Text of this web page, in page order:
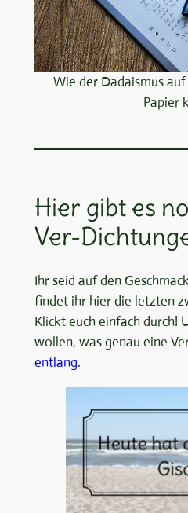
Wie der Dadaismus
Papier
Hier gibt es
Ver-
Ihr seid auf den
findet ihr hier die letzten
Klickt euch einfach durch!
wollen, was genau eine
entlang.